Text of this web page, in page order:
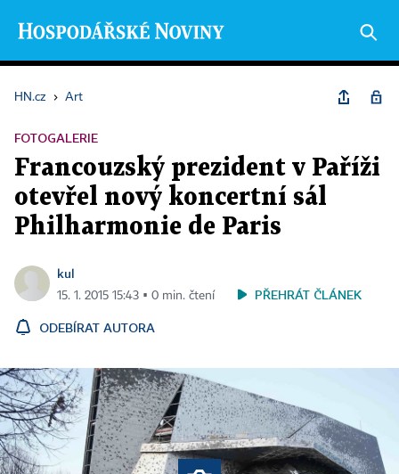
HN.cz › Art
FOTOGALERIE
Francouzský prezident v Paříži
otevřel nový koncertní sál
Philharmonie de Paris
kul
15. 1. 2015 15:43 ▪ 0 min. čtení PŘEHRÁT ČLÁNEK
ODEBÍRAT AUTORA